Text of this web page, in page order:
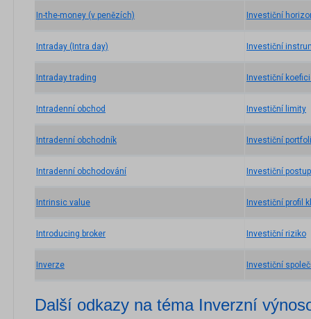
In-the-money (v penězích)
Intraday (Intra day)
Intraday trading
Intradenní obchod
Intradenní obchodník
Intradenní obchodování
Intrinsic value
Introducing broker
Inverze
Investiční
Investiční
Investiční
Investiční limity
Investiční
Investiční
Investiční profil
Investiční riziko
Investiční
Další odkazy na téma Inverzní